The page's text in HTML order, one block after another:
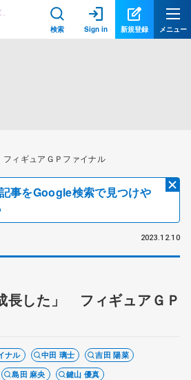
検索 Sign in 新規登録 メニュー
ィギュアＧＰファイナル
事をGoogle検索で見つけや
2023.12.10
長した」 フィギュアＧＰ
ナル 中田 璃士
吉田 陽菜
島田 麻央 鍵山 優真